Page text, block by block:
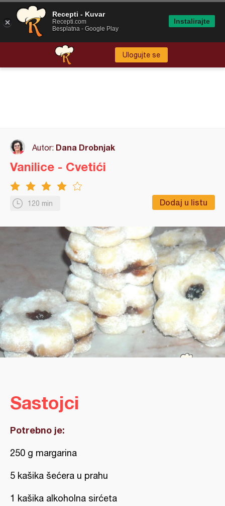
Ulogujte se
Autor: Dana Drobnjak
120 min Dodaj u listu
Vanilice - Cvetići
Sastojci
Potrebno je:
250 g margarina
5 kašika šećera u prahu
1 kašika alkoholna sirćeta
Recepti - Kuvar
Recepti.com
Besplatna - Google Play
Instalirajte